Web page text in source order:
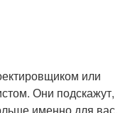
или
Они подскажут,